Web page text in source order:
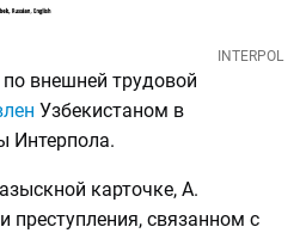
INTERPOL
внешней трудовой
Узбекистаном в
Интерпола.
карточке, А.
преступления, связанном с